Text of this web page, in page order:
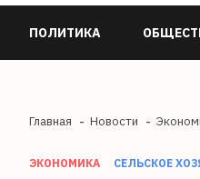
ПОЛИТИКА
Главная Новости
ЭКОНОМИКА СЕЛЬСКОЕ